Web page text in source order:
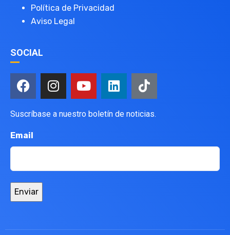
Política de Privacidad
Aviso Legal
SOCIAL
Suscríbase a nuestro boletín de noticias.
Email